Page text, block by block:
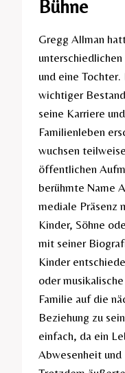
Bühne
Gregg Allman
und eine
wichtiger
seine Karriere
Familienleben
wuchsen
öffentlichen
berühmte Name
mediale Präsenz
Kinder, Söhne
mit seiner
Kinder
oder
Familie auf die
Beziehung zu
einfach, da ein
Abwesenheit und